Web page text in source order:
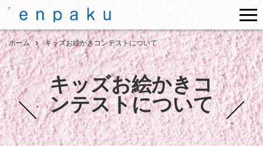
ホーム キッズお絵かきコンテストについて
キッズお絵かきコ
ンテストについて